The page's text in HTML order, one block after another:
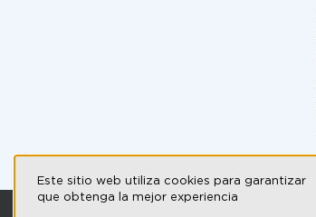
Este sitio web utiliza cookies para garantizar
que obtenga la mejor experiencia